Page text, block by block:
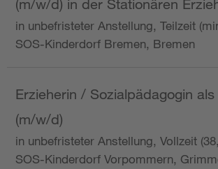
(m/w/d) in der Stationären
in unbefristeter Anstellung, Teilzeit
SOS-Kinderdorf Bremen, Bremen
Erzieherin / Sozialpädagogin
(m/w/d)
in unbefristeter Anstellung, Vollzeit
SOS-Kinderdorf Vorpommern,